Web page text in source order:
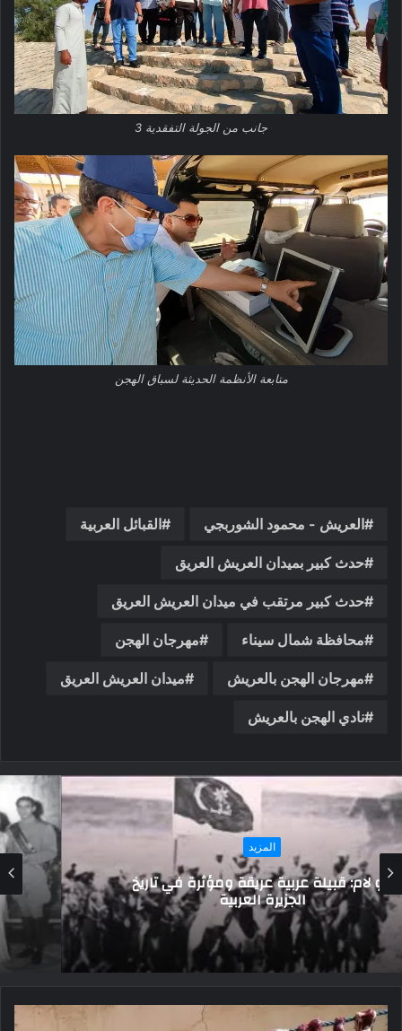
جانب من الجولة التفقدية 3
متابعة الأنظمة الحديثة لسباق الهجن
العريش - محمود الشوربجي القبائل العربية
حدث كبير بميدان العريش العريق
حدث كبير مرتقب في ميدان العريش العريق
محافظة شمال سيناء مهرجان الهجن
مهرجان الهجن بالعريش ميدان العريش العريق
نادي الهجن بالعريش
نزوات عاطفية للملكة نازلي في ذكرى رحيلها..
تزوجت عرفيًا وأحبت مسيحيًا